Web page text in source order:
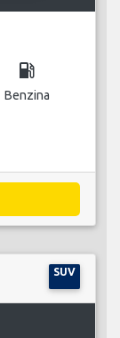
local_gas_station
Benzina
SUV